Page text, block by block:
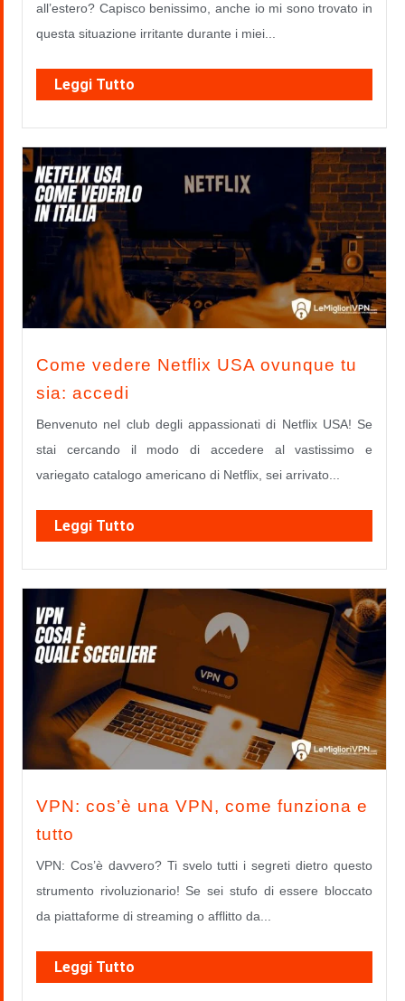
all’estero? Capisco benissimo, anche io mi sono trovato in
questa situazione irritante durante i miei...
Leggi Tutto
Come vedere Netflix USA ovunque tu
sia: accedi
Benvenuto nel club degli appassionati di Netflix USA! Se
stai cercando il modo di accedere al vastissimo e
variegato catalogo americano di Netflix, sei arrivato...
Leggi Tutto
VPN: cos’è una VPN, come funziona e
tutto
VPN: Cos’è davvero? Ti svelo tutti i segreti dietro questo
strumento rivoluzionario! Se sei stufo di essere bloccato
da piattaforme di streaming o afflitto da...
Leggi Tutto